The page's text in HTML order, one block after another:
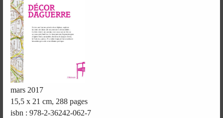
mars 2017
15,5 x 21 cm, 288 pages
isbn : 978-2-36242-062-7